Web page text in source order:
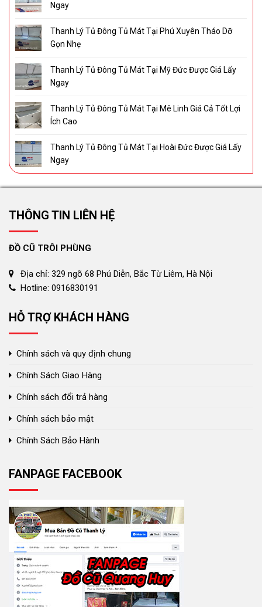
Ngay
Thanh Lý Tủ Đông Tủ Mát Tại Phú Xuyên Tháo Dỡ
Gọn Nhẹ
Thanh Lý Tủ Đông Tủ Mát Tại Mỹ Đức Được Giá Lấy
Ngay
Thanh Lý Tủ Đông Tủ Mát Tại Mê Linh Giá Cả Tốt Lợi
Ích Cao
Thanh Lý Tủ Đông Tủ Mát Tại Hoài Đức Được Giá Lấy
Ngay
THÔNG TIN LIÊN HỆ
ĐỒ CŨ TRÔI PHÙNG
Địa chỉ: 329 ngõ 68 Phú Diễn, Bắc Từ Liêm, Hà Nội
Hotline: 0916830191
HỖ TRỢ KHÁCH HÀNG
Chính sách và quy định chung
Chính Sách Giao Hàng
Chính sách đổi trả hàng
Chính sách bảo mật
Chính Sách Bảo Hành
FANPAGE FACEBOOK